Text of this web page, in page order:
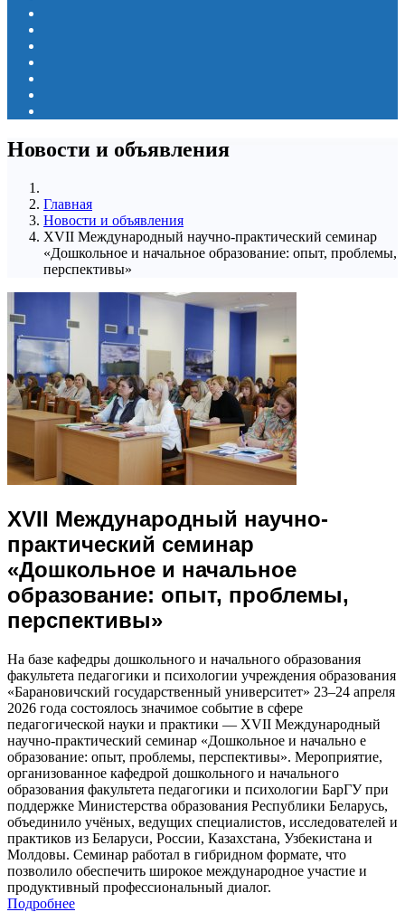
Новости и объявления
Главная
Новости и объявления
XVII Международный научно-практический семинар
«Дошкольное и начальное образование: опыт, проблемы,
перспективы»
XVII Международный научно-
практический семинар
«Дошкольное и начальное
образование: опыт, проблемы,
перспективы»
На базе кафедры дошкольного и начального образования
факультета педагогики и психологии учреждения образования
«Барановичский государственный университет» 23–24 апреля
2026 года состоялось значимое событие в сфере
педагогической науки и практики — XVII Международный
научно-практический семинар «Дошкольное и начально е
образование: опыт, проблемы, перспективы». Мероприятие,
организованное кафедрой дошкольного и начального
образования факультета педагогики и психологии БарГУ при
поддержке Министерства образования Республики Беларусь,
объединило учёных, ведущих специалистов, исследователей и
практиков из Беларуси, России, Казахстана, Узбекистана и
Молдовы. Семинар работал в гибридном формате, что
позволило обеспечить широкое международное участие и
продуктивный профессиональный диалог.
Подробнее